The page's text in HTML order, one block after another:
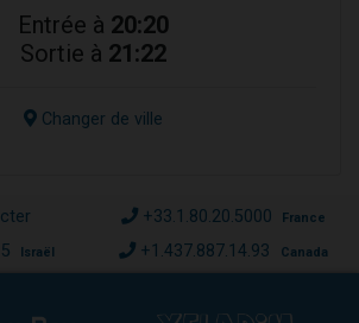
Entrée à 20:20
Sortie à 21:22
Changer de ville
+33.1.80.20.5000 France
Israël +1.437.887.14.93 Canada